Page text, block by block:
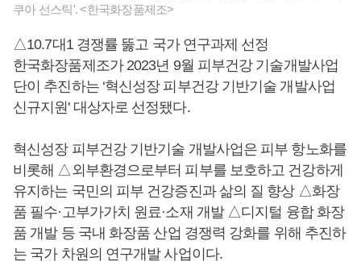
쿠아 선스틱'. <한국화장품제조>
△10.7대1 경쟁률 뚫고 국가 연구과제 선정
한국화장품제조가 2023년 9월 피부건강 기술개발사업
단이 추진하는 ‘혁신성장 피부건강 기반기술 개발사업
신규지원' 대상자로 선정됐다.
혁신성장 피부건강 기반기술 개발사업은 피부 항노화를
비롯해 △외부환경으로부터 피부를 보호하고 건강하게
유지하는 국민의 피부 건강증진과 삶의 질 향상 △화장
품 필수·고부가가치 원료·소재 개발 △디지털 융합 화장
품 개발 등 국내 화장품 산업 경쟁력 강화를 위해 추진하
는 국가 차원의 연구개발 사업이다.